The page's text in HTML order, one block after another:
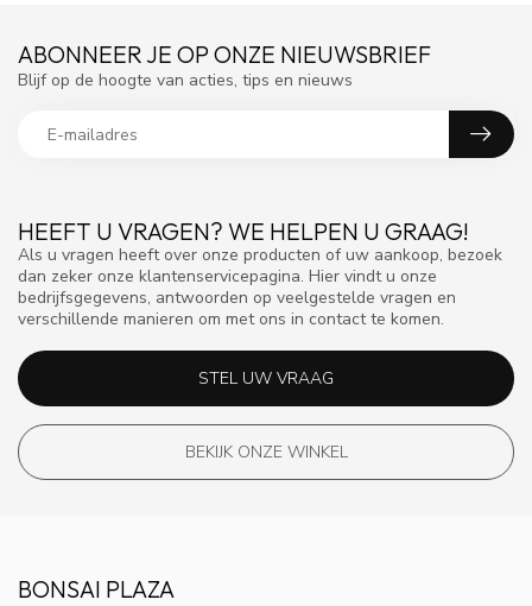
HEEFT U VRAGEN? WE HELPEN U GRAAG!
Als u vragen heeft over onze producten of uw aankoop, bezoek
dan zeker onze klantenservicepagina. Hier vindt u onze
bedrijfsgegevens, antwoorden op veelgestelde vragen en
verschillende manieren om met ons in contact te komen.
STEL UW VRAAG
BEKIJK ONZE WINKEL
ABONNEER JE OP ONZE NIEUWSBRIEF
Blijf op de hoogte van acties, tips en nieuws
BONSAI PLAZA